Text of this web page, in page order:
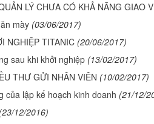
LÝ CHƯA CÓ KHẢ NĂNG GIAO
mày (03/06/2017)
NGHIỆP TITANIC (20/06/2017)
sau khi khởi nghiệp (13/02/2017)
THƯ GỬI NHÂN VIÊN (10/02/2017)
của lập kế hoạch kinh doanh (21/12/
(23/12/2016)